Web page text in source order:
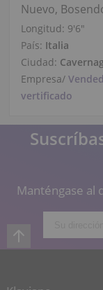
Nuevo,
Longitud: 9′6″
País: Italia
Ciudad:
Empresa/
vertificado
Manténgase al